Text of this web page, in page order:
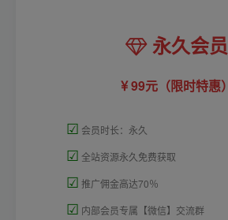
永久会员
99元（限时特惠）
☑ 会员时长：永久
☑ 全站资源永久免费获取
☑ 推广佣金高达70％
☑ 内部会员专属【微信】交流群